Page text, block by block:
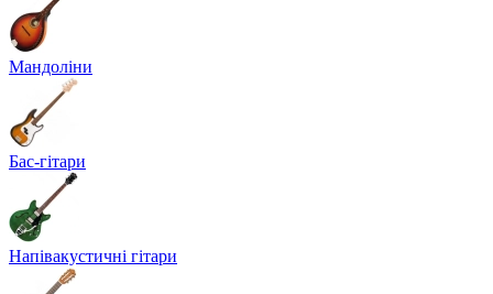
Мандоліни
Бас-гітари
Напівакустичні гітари